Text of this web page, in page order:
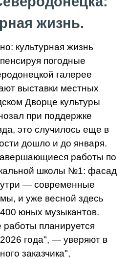
жизнь.
культурная жизнь
погодные
галерее
выставки местных
Дворце культуры
при поддержке
это случилось еще в
дошло и до января.
работы по
школы №1: фасад
— современные
и уже весной здесь
юных музыкантов.
планируется
года", — уверяют в
заказчика",